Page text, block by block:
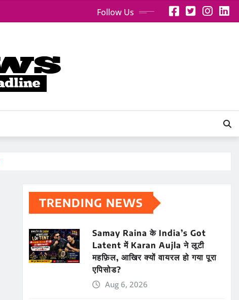
Follow Us
TRENDING NEWS
Samay Raina के India’s Got
Latent में Karan Aujla ने लूटी
महफ़िल, आखिर क्यों वायरल हो गया पूरा
एपिसोड?
Aug 6, 2026